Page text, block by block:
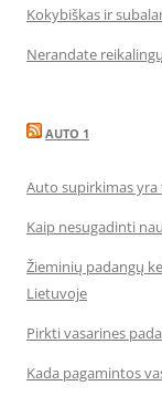
Kokybiškas ir
Nerandate
AUTO 1
Auto supirkimas
Kaip nesugadinti
Žieminių padangų
Lietuvoje
Pirkti vasarines
Kada pagamintos